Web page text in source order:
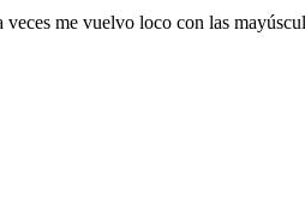
veces me vuelvo loco con las